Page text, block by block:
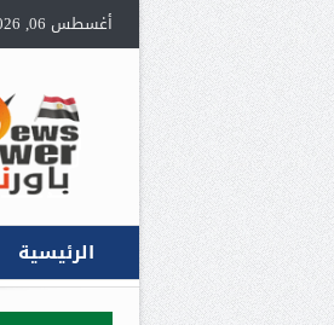
أغسطس 06, 2026
الرئيسية